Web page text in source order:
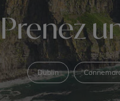
Prenez
Dublin